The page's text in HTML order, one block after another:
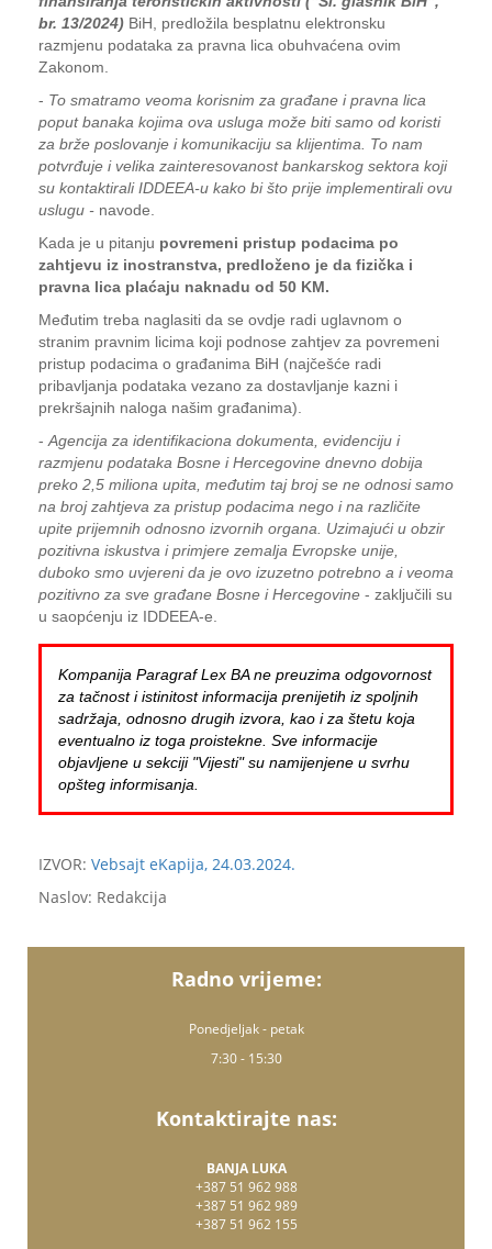
br. 13/2024) BiH, predložila besplatnu elektronsku
razmjenu podataka za pravna lica obuhvaćena ovim
Zakonom.
- To smatramo veoma korisnim za građane i pravna lica
poput banaka kojima ova usluga može biti samo od koristi
za brže poslovanje i komunikaciju sa klijentima. To nam
potvrđuje i velika zainteresovanost bankarskog sektora koji
su kontaktirali IDDEEA-u kako bi što prije implementirali ovu
uslugu - navode.
Kada je u pitanju povremeni pristup podacima po
zahtjevu iz inostranstva, predloženo je da fizička i
pravna lica plaćaju naknadu od 50 KM.
Međutim treba naglasiti da se ovdje radi uglavnom o
stranim pravnim licima koji podnose zahtjev za povremeni
pristup podacima o građanima BiH (najčešće radi
pribavljanja podataka vezano za dostavljanje kazni i
prekršajnih naloga našim građanima).
- Agencija za identifikaciona dokumenta, evidenciju i
razmjenu podataka Bosne i Hercegovine dnevno dobija
preko 2,5 miliona upita, međutim taj broj se ne odnosi samo
na broj zahtjeva za pristup podacima nego i na različite
upite prijemnih odnosno izvornih organa. Uzimajući u obzir
pozitivna iskustva i primjere zemalja Evropske unije,
duboko smo uvjereni da je ovo izuzetno potrebno a i veoma
pozitivno za sve građane Bosne i Hercegovine - zaključili su
u saopćenju iz IDDEEA-e.
Kompanija Paragraf Lex BA ne preuzima odgovornost
za tačnost i istinitost informacija prenijetih iz spoljnih
sadržaja, odnosno drugih izvora, kao i za štetu koja
eventualno iz toga proistekne. Sve informacije
objavljene u sekciji "Vijesti" su namijenjene u svrhu
opšteg informisanja.
IZVOR: Vebsajt eKapija, 24.03.2024.
Naslov: Redakcija
Radno vrijeme:
Ponedjeljak - petak
7:30 - 15:30
Kontaktirajte nas:
BANJA LUKA
+387 51 962 988
+387 51 962 989
+387 51 962 155